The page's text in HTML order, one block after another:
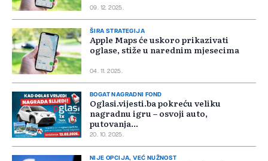
09. 12. 2025.
ŠIRA STRATEGIJA
Apple Maps će uskoro prikazivati
oglase, stiže u narednim mjesecima
04. 11. 2025.
BOGAT NAGRADNI FOND
Oglasi.vijesti.ba pokreću veliku
nagradnu igru – osvoji auto,
putovanja...
20. 10. 2025.
NIJE OPCIJA, VEĆ NUŽNOST